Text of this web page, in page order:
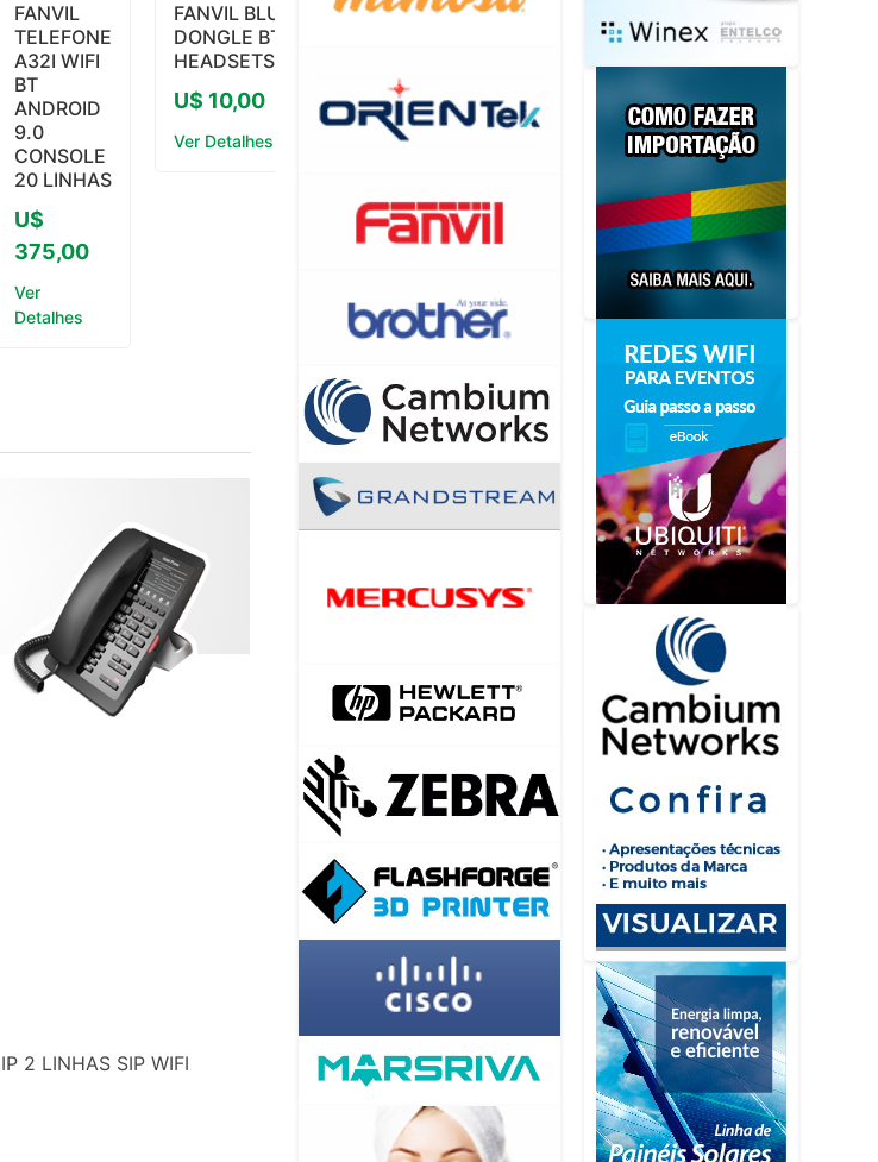
FANVIL
TELEFONE
A32I WIFI
BT
ANDROID
9.0
CONSOLE
20 LINHAS
U$
375,00
Ver
Detalhes
FANVIL BLUETOOTH
DONGLE BT20 CONEXÃO
HEADSETS/SMARTPHONES
U$ 10,00
Ver Detalhes
2 LINHAS SIP WIFI